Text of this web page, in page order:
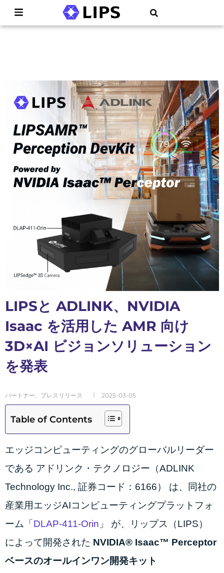
LIPSと ADLINK、NVIDIA
Isaac を活用した AMR 向け
3D×AI ビジョンソリューション
を発表
パートナー プレスリリース 2025-03-05
Table of Contents
エッジコンピューティングのグローバルリーダー
である アドリンク・テクノロジー（ADLINK
Technology Inc., 証券コード：6166） は、同社の
産業用エッジAIコンピューティングプラットフォ
ーム「 DLAP-411-Orin 」 が、リップス（LIPS）
によって開発された NVIDIA® Isaac™ Perceptor
ベースのオールインワン開発キット